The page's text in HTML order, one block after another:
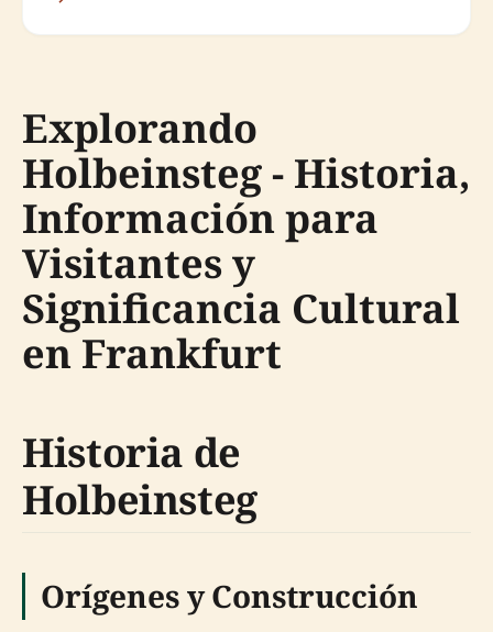
Explorando
Holbeinsteg - Historia,
Información para
Visitantes y
Significancia Cultural
en Frankfurt
Historia de
Holbeinsteg
Orígenes y Construcción